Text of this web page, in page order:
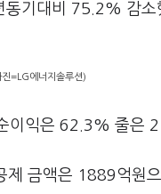
동기대비 75.2% 감소
진=LG에너지솔루션)
익은 62.3% 줄은
제 금액은 1889억원